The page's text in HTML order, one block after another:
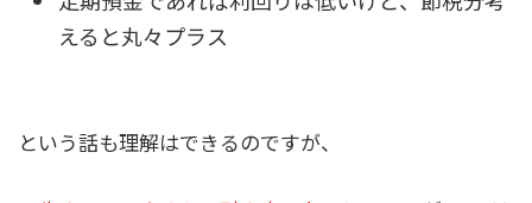
えると丸々プラス
という話も理解はできるのですが、